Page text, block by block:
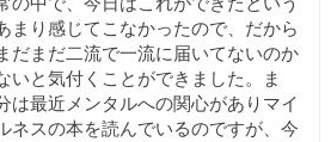
まり感じてこなかったので、だから
だまだ二流で一流に届いてないのか
いと気付くことができました。ま
は最近メンタルへの関心がありマイ
ネスの本を読んでいるのですが、今